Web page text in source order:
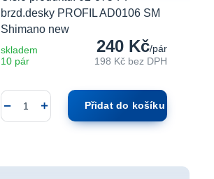
brzd.desky PROFIL AD0106 SM
Shimano new
240 Kč/pár
198 Kč bez DPH
skladem
10 pár
Přidat do košíku